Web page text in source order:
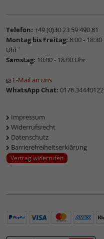
Telefon: +49 (0)30 23 59 490 81
Montag bis Freitag: 8:00 - 18:30
Uhr
Samstag: 10:00 - 18:00 Uhr
E-Mail an uns
WhatsApp Chat: 0176 34440122
Impressum
Widerrufsrecht
Datenschutz
Barrierefreiheitserklärung
Vertrag widerrufen